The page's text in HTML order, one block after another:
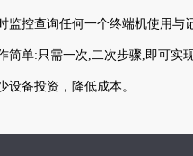
监控查询任何一个终端机使用
简单:只需一次,二次步骤,即可
设备投资，降低成本。